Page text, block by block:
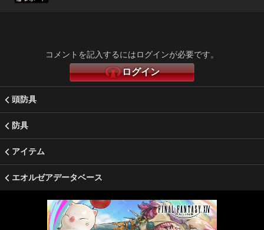
コメントを記入するにはログインが必要です。
ログイン
頭防具
防具
アイテム
エオルゼアデータベース